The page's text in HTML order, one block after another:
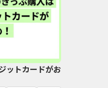
ットカードがお